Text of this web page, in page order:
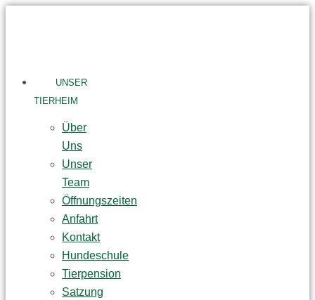
UNSER
TIERHEIM
Über
Uns
Unser
Team
Öffnungszeiten
Anfahrt
Kontakt
Hundeschule
Tierpension
Satzung